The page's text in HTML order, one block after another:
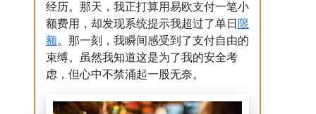
经历。那天，我正打算用易欧支付一笔小
额费用，却发现系统提示我超过了单日 限
额。那一刻，我瞬间感受到了支付自由的
束缚。虽然我知道这是为了我的安全考
虑，但心中不禁涌起一股无奈。